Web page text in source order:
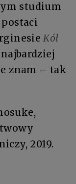
studium
Kół
znam – tak
2019.